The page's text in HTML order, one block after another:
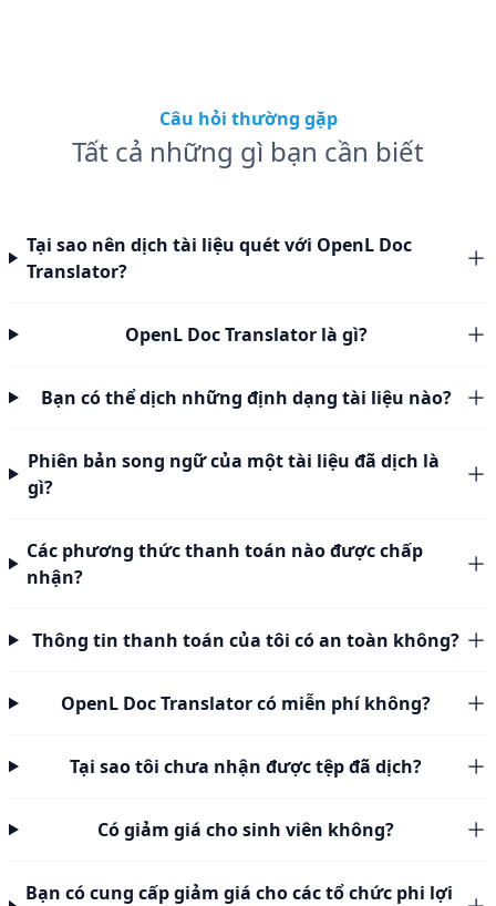
Câu hỏi thường gặp
Tất cả những gì bạn cần biết
Tại sao nên dịch tài liệu quét với OpenL Doc
Translator?
OpenL Doc Translator là gì?
Bạn có thể dịch những định dạng tài liệu nào?
Phiên bản song ngữ của một tài liệu đã dịch là
gì?
Các phương thức thanh toán nào được chấp
nhận?
Thông tin thanh toán của tôi có an toàn không?
OpenL Doc Translator có miễn phí không?
Tại sao tôi chưa nhận được tệp đã dịch?
Có giảm giá cho sinh viên không?
Bạn có cung cấp giảm giá cho các tổ chức phi lợi